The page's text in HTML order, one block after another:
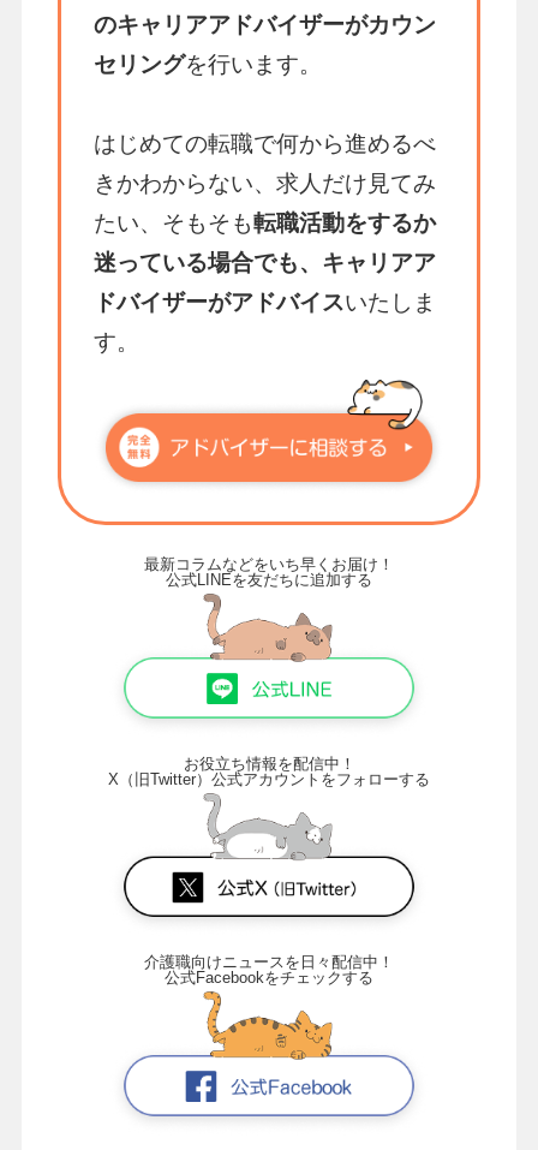
のキャリアアドバイザーがカウン
セリングを行います。
はじめての転職で何から進めるべ
きかわからない、求人だけ見てみ
たい、そもそも転職活動をするか
迷っている場合でも、キャリアア
ドバイザーがアドバイスいたしま
す。
最新コラムなどをいち早くお届け！
公式LINEを友だちに追加する
お役立ち情報を配信中！
X（旧Twitter）公式アカウントをフォローする
介護職向けニュースを日々配信中！
公式Facebookをチェックする